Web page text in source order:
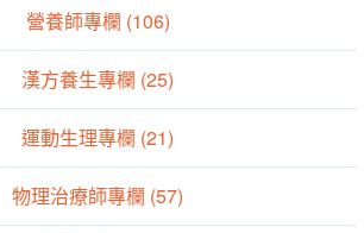
營養師專欄 (106)
漢方養生專欄 (25)
運動生理專欄 (21)
物理治療師專欄 (57)